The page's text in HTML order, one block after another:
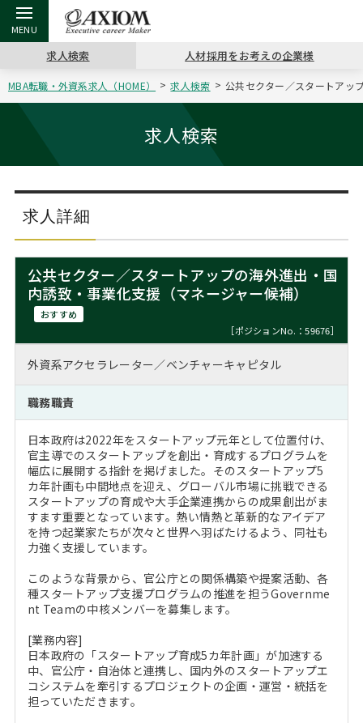
戻る
アクシアムの特長
戻る
コンサ
サービス案内
戻る
キャリ
コンサルタントの紹介
戻る
キャリア支援 TOP
キャリアデザイン講座
（最新求人市場動向）
戻る
MBAの
ステージ別アドバイス
MBAの転職事例
MBAからのFAQ
MBA留学生数の推移
戻る
日本か
インターン受入企業一覧
年齢と年収の相関図
戻る
転職ツール TOP
英文レジュメの書き方
戻る
パワー
職務経歴書の書き方
よくある面接Q&A集
戻る
転職コラム TOP
“展”職相談室
転職市場の明日をよめ
転職成功への4つの鍵
注目企業インタビュー
戻る
イベント・セミナー TOP
ジョブフェア
キャリアデザインセミナー
キャリアフォーラム
Career Talk Live
MBA NETWORKING
戻る
会社概要 TOP
沿革
主なクライアント
採用情報
ニュースリリース
求人検索 人材採用をお考えの企業様
MBA転職・外資系求人（HOME） 求人検索 公共セクター／スタートアッ
求人検索
求人詳細
公共セクター／スタートアップの海外進出・国
内誘致・事業化支援（マネージャー候補）
おすすめ
［ポジションNo.：59676］
外資系アクセラレーター／ベンチャーキャピタル
職務職責
日本政府は2022年をスタートアップ元年として位置付け、
官主導でのスタートアップを創出・育成するプログラムを
幅広に展開する指針を掲げました。そのスタートアップ5
カ年計画も中間地点を迎え、グローバル市場に挑戦できる
スタートアップの育成や大手企業連携からの成果創出がま
すます重要となっています。熱い情熱と革新的なアイデア
を持つ起業家たちが次々と世界へ羽ばたけるよう、同社も
力強く支援しています。
このような背景から、官公庁との関係構築や提案活動、各
種スタートアップ支援プログラムの推進を担うGovernme
nt Teamの中核メンバーを募集します。
[業務内容]
日本政府の「スタートアップ育成5カ年計画」が加速する
中、官公庁・自治体と連携し、国内外のスタートアップエ
コシステムを牽引するプロジェクトの企画・運営・統括を
担っていただきます。